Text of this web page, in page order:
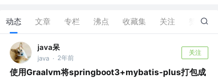
动态 文章 专栏 沸点 收藏集 关注 20
java呆
java · 2年前
关注
使用Graalvm将springboot3+mybatis-plus打包成